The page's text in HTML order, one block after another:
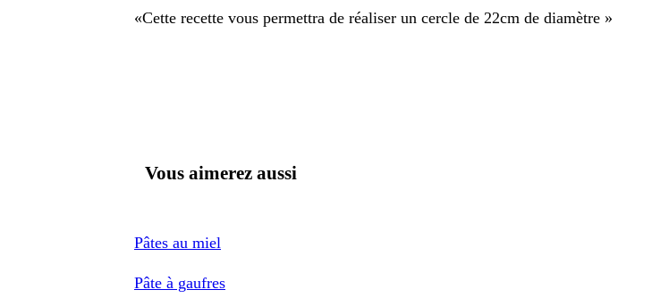
«Cette recette vous permettra de réaliser un cercle de 22cm de diamètre »
Vous aimerez aussi
Pâtes au miel
Pâte à gaufres